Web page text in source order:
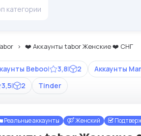
категории
❤️ Аккаунты tabor Женские ❤️ СНГ
Beboo| 3,8| 2 Аккаунты
3,5| 2 Tinder
Реальные аккаунты Женский